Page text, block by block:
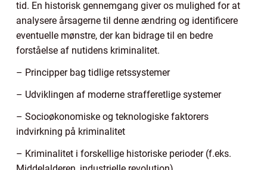
tid. En historisk gennemgang giver os mulighed for at
analysere årsagerne til denne ændring og identificere
eventuelle mønstre, der kan bidrage til en bedre
forståelse af nutidens kriminalitet.
– Principper bag tidlige retssystemer
– Udviklingen af moderne strafferetlige systemer
– Socioøkonomiske og teknologiske faktorers
indvirkning på kriminalitet
– Kriminalitet i forskellige historiske perioder (f.eks.